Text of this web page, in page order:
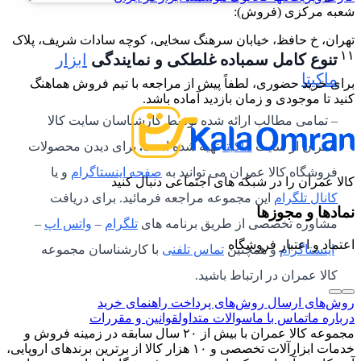
تنوع کامل سمباده غلطکی و نمایندگی
ابزار
ماکیتا
– تمامی مطالب ارائه شده توسط کارشناسان سایت کالا
عمران از سایت ماکیتا تهیه شده است.برای دیدن محصولات
فروشگاه کالا عمران می توانید به صفحه اینستاگرام و یا
کانال تلگرام این مجموعه مراجعه فرمائید. برای دریافت
مشاوره تخصصی از طریق برنامه های تلگرام – واتس اپ –
اینستاگرامو همچنین تماس تلفنی با کارشناسان مجموعه
کالا عمران در ارتباط باشید.
شعبه مرکزی (فروش):
تهران، خ حافظ، خیابان سرهنگ سخایی، کوچه سادات شریف، پلاک
۱۱
برای خرید حضوری، لطفاً پیش از مراجعه با تیم فروش هماهنگ
کنید تا موجودی و زمان بازدید آماده باشد.
کالا عمران را در شبکه های اجتماعی دنبال کنید
نمادها و مجوزها
اعتماد و اعتبار فروشگاه
روش‌های ارسال روش‌های پرداخت راهنمای خرید
درباره ماتماس با ماسوالات متداولقوانین و مقررات
مجموعه کالا عمران با بیش از ۲۰ سال سابقه در زمینه فروش و
خدمات ابزارآلات تخصصی و ۱۰ هزار کالا از برترین برندهای اروپایی،